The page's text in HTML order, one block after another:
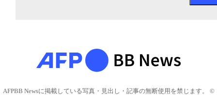
AFPBB Newsに掲載している写真・見出し・記事の無断使用を禁じます。 ©